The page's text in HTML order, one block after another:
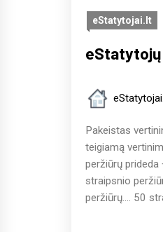
eStatytojai.lt
eStatytojų
Pakeistas
teigiamą
peržiūrų prideda
straipsnio
peržiūrų.... 50